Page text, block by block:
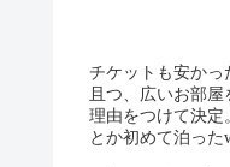
チケットも安かっ
且つ、広いお部
理由をつけて決定
とか初めて泊った